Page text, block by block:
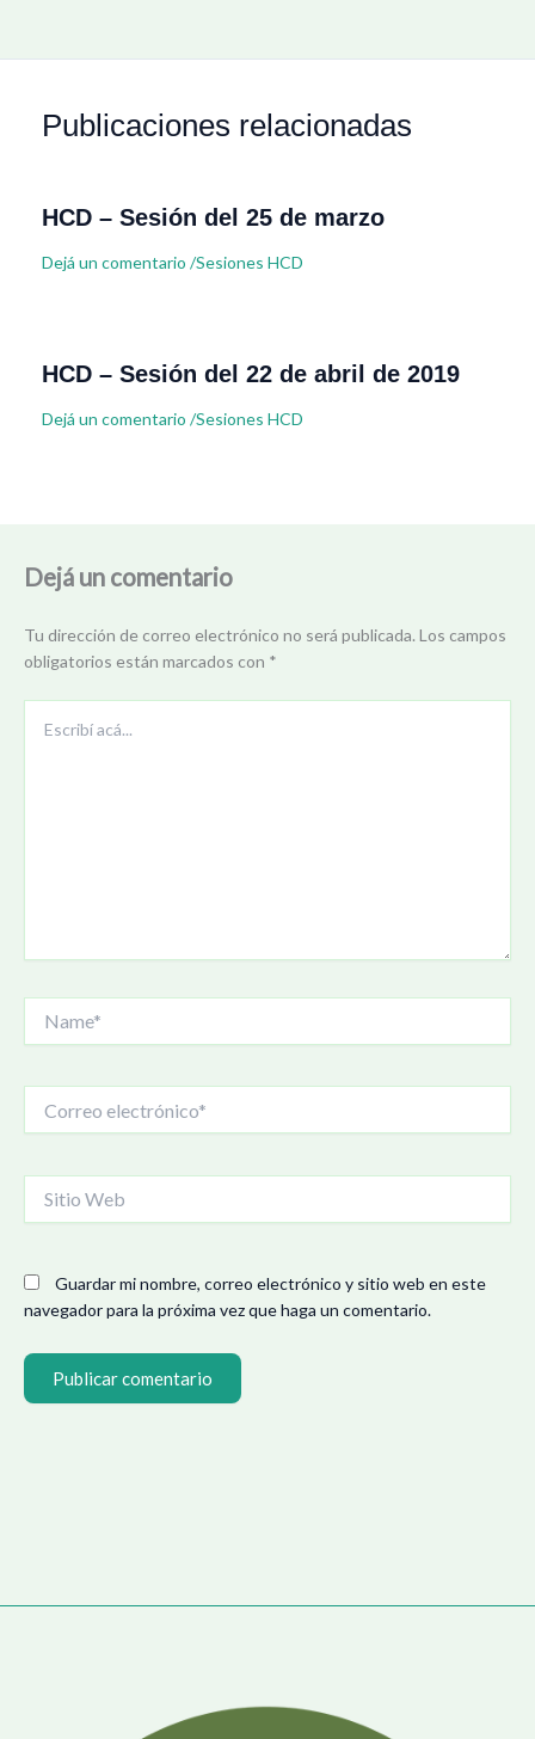
Publicaciones relacionadas
HCD – Sesión del 25 de marzo
Dejá un comentario /Sesiones HCD
HCD – Sesión del 22 de abril de 2019
Dejá un comentario /Sesiones HCD
Dejá un comentario
Tu dirección de correo electrónico no será publicada. Los campos
obligatorios están marcados con *
acá...
electrónico*
Web
Guardar mi nombre, correo electrónico y sitio web en este
navegador para la próxima vez que haga un comentario.